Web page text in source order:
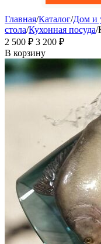
Главная/Каталог/Дом и
стола/Кухонная посуда/
2 500 ₽ 3 200 ₽
В корзину